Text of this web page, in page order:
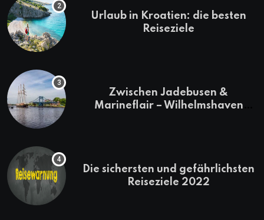
Urlaub in Kroatien: die besten
Reiseziele
Zwischen Jadebusen &
Marineflair – Wilhelmshaven
Die sichersten und gefährlichsten
Reiseziele 2022